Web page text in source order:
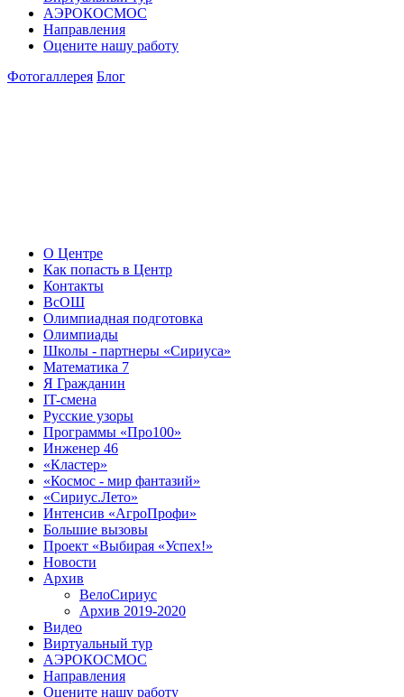
АЭРОКОСМОС
Направления
Оцените нашу работу
Фотогаллерея Блог
О Центре
Как попасть в Центр
Контакты
ВсОШ
Олимпиадная подготовка
Олимпиады
Школы - партнеры «Сириуса»
Математика 7
Я Гражданин
IT-смена
Русские узоры
Программы «Про100»
Инженер 46
«Кластер»
«Космос - мир фантазий»
«Сириус.Лето»
Интенсив «АгроПрофи»‎
Большие вызовы
Проект «Выбирая «Успех!»
Новости
Архив
ВелоСириус
Архив 2019-2020
Видео
Виртуальный тур
АЭРОКОСМОС
Направления
Оцените нашу работу